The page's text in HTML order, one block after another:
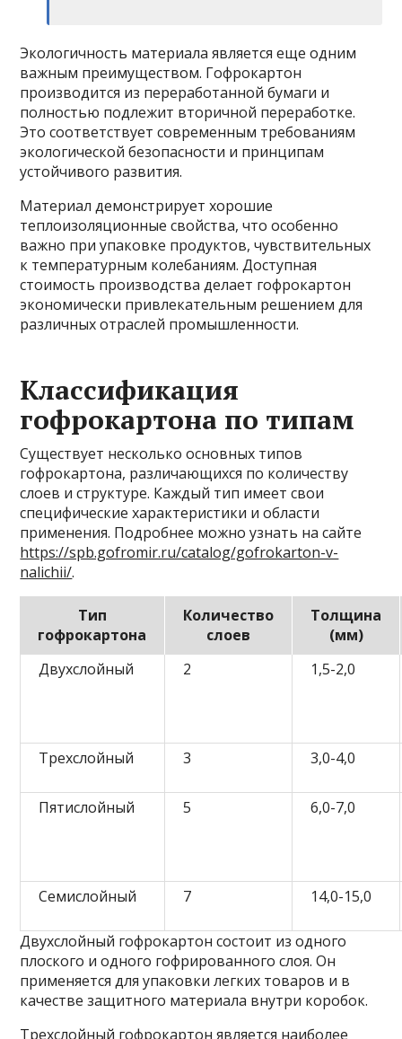
Экологичность материала является еще одним
важным преимуществом. Гофрокартон
производится из переработанной бумаги и
полностью подлежит вторичной переработке.
Это соответствует современным требованиям
экологической безопасности и принципам
устойчивого развития.
Материал демонстрирует хорошие
теплоизоляционные свойства, что особенно
важно при упаковке продуктов, чувствительных
к температурным колебаниям. Доступная
стоимость производства делает гофрокартон
экономически привлекательным решением для
различных отраслей промышленности.
Классификация
гофрокартона по типам
Существует несколько основных типов
гофрокартона, различающихся по количеству
слоев и структуре. Каждый тип имеет свои
специфические характеристики и области
применения. Подробнее можно узнать на сайте
https://spb.gofromir.ru/catalog/gofrokarton-v-
nalichii/.
Тип
гофрокартона
Количество
слоев
Толщина
(мм)
Двухслойный
2 1,5-2,0
Трехслойный 3 3,0-4,0
Пятислойный 5 6,0-7,0
Семислойный 7 14,0-15,0
Двухслойный гофрокартон состоит из одного
плоского и одного гофрированного слоя. Он
применяется для упаковки легких товаров и в
качестве защитного материала внутри коробок.
Трехслойный гофрокартон является наиболее